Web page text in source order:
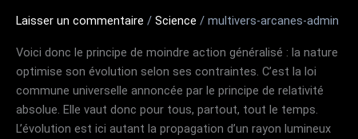
Laisser un commentaire / Science / multivers-arcanes-admin
Voici donc le principe de moindre action généralisé : la nature
optimise son évolution selon ses contraintes. C’est la loi
commune universelle annoncée par le principe de relativité
absolue. Elle vaut donc pour tous, partout, tout le temps.
L’évolution est ici autant la propagation d’un rayon lumineux